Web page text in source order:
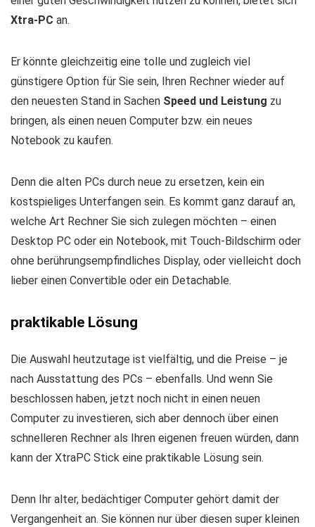
Xtra-PC an.
Er könnte gleichzeitig eine tolle und zugleich viel
günstigere Option für Sie sein, Ihren Rechner wieder auf
den neuesten Stand in Sachen Speed und Leistung zu
bringen, als einen neuen Computer bzw. ein neues
Notebook zu kaufen.
Denn die alten PCs durch neue zu ersetzen, kein ein
kostspieliges Unterfangen sein. Es kommt ganz darauf an,
welche Art Rechner Sie sich zulegen möchten – einen
Desktop PC oder ein Notebook, mit Touch-Bildschirm oder
ohne berührungsempfindliches Display, oder vielleicht doch
lieber einen Convertible oder ein Detachable.
praktikable Lösung
Die Auswahl heutzutage ist vielfältig, und die Preise – je
nach Ausstattung des PCs – ebenfalls. Und wenn Sie
beschlossen haben, jetzt noch nicht in einen neuen
Computer zu investieren, sich aber dennoch über einen
schnelleren Rechner als Ihren eigenen freuen würden, dann
kann der XtraPC Stick eine praktikable Lösung sein.
Denn Ihr alter, bedächtiger Computer gehört damit der
Vergangenheit an. Sie können nur über diesen super kleinen